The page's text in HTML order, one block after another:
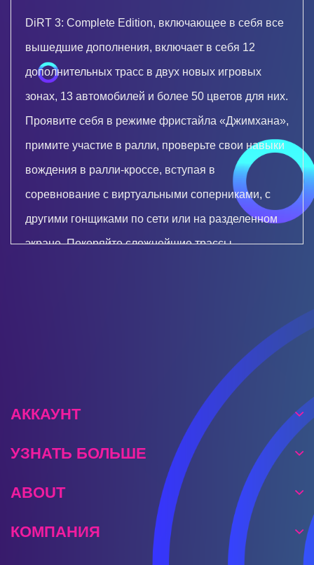
DiRT 3: Complete Edition, включающее в себя все
вышедшие дополнения, включает в себя 12
дополнительных трасс в двух новых игровых
зонах, 13 автомобилей и более 50 цветов для них.
Проявите себя в режиме фристайла «Джимхана»,
примите участие в ралли, проверьте свои навыки
вождения в ралли-кроссе, вступая в
соревнование с виртуальными соперниками, с
другими гонщиками по сети или на разделенном
экране. Покоряйте сложнейшие трассы
АККАУНТ
УЗНАТЬ БОЛЬШЕ
ABOUT
КОМПАНИЯ